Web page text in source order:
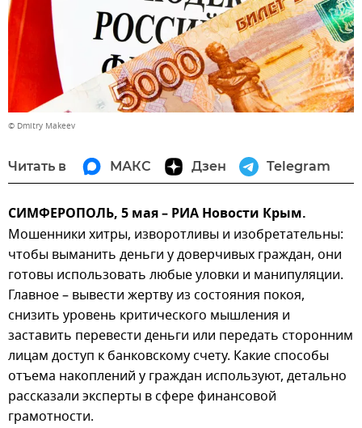
© Dmitry Makeev
Читать в МАКС Дзен Telegram
СИМФЕРОПОЛЬ, 5 мая – РИА Новости Крым.
Мошенники хитры, изворотливы и изобретательны:
чтобы выманить деньги у доверчивых граждан, они
готовы использовать любые уловки и манипуляции.
Главное – вывести жертву из состояния покоя,
снизить уровень критического мышления и
заставить перевести деньги или передать сторонним
лицам доступ к банковскому счету. Какие способы
отъема накоплений у граждан используют, детально
рассказали эксперты в сфере финансовой
грамотности.